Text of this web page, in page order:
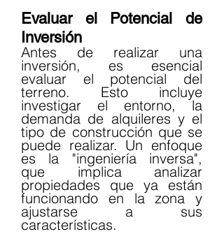
Evaluar el Potencial de
Inversión
Antes de realizar una
inversión, es esencial
evaluar el potencial del
terreno. Esto incluye
investigar el entorno, la
demanda de alquileres y el
tipo de construcción que se
puede realizar. Un enfoque
es la "ingeniería inversa",
que implica analizar
propiedades que ya están
funcionando en la zona y
ajustarse a sus
características.